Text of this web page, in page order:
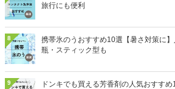
旅行にも便利
8
携帯氷のうおすすめ10選【暑さ対策に
瓶・スティック型も
9
ドンキでも買える芳香剤の人気おすす